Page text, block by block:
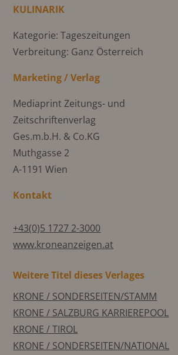
KULINARIK
Kategorie: Tageszeitungen
Verbreitung: Ganz Österreich
Marketing / Verlag
Mediaprint Zeitungs- und
Zeitschriftenverlag
Ges.m.b.H. & Co.KG
Muthgasse 2
A-1191 Wien
Kontakt
+43(0)5 1727 2-3000
www.kroneanzeigen.at
Weitere Titel dieses Verlages
KRONE / SONDERSEITEN/STAMM
KRONE / SALZBURG KARRIEREPOOL
KRONE / TIROL
KRONE / SONDERSEITEN/NATIONAL